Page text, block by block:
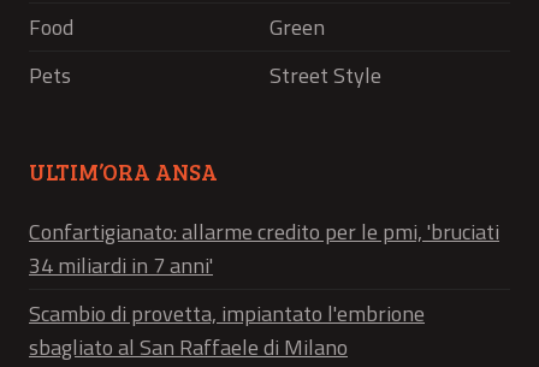
Food
Green
Pets
Street Style
ULTIM’ORA ANSA
Confartigianato: allarme credito per le pmi, 'bruciati
34 miliardi in 7 anni'
Scambio di provetta, impiantato l'embrione
sbagliato al San Raffaele di Milano